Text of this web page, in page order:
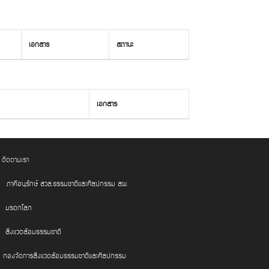
เอกสาร สถานะ
เอกสาร
ติดตามเรา
ภาคีอนุรักษ์ สวล.ธรรมชาติและศิลปกรรม สผ.
มรดกโลก
สิ่งแวดล้อมธรรมชาติ
กองจัดการสิ่งแวดล้อมธรรมชาติและศิลปกรรม